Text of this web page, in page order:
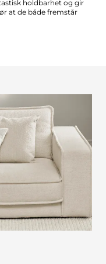
holdbarhet og gir
at de både fremstår